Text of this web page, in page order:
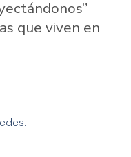
que viven en